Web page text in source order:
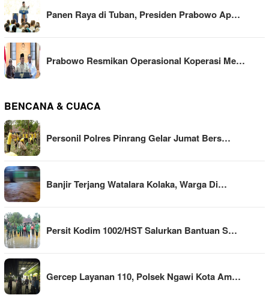
Panen Raya di Tuban, Presiden Prabowo Ap…
Prabowo Resmikan Operasional Koperasi Me…
BENCANA & CUACA
Personil Polres Pinrang Gelar Jumat Bers…
Banjir Terjang Watalara Kolaka, Warga Di…
Persit Kodim 1002/HST Salurkan Bantuan S…
Gercep Layanan 110, Polsek Ngawi Kota Am…